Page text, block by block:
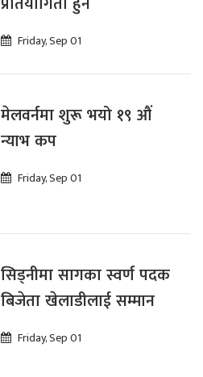
Friday, Sep 01
मेलवर्नमा शुरू भयो १९ औं
न्याभ कप
Friday, Sep 01
सिड्नीमा सागका स्वर्ण पदक
बिजेता खेलाडीलाई सम्मान
Friday, Sep 01